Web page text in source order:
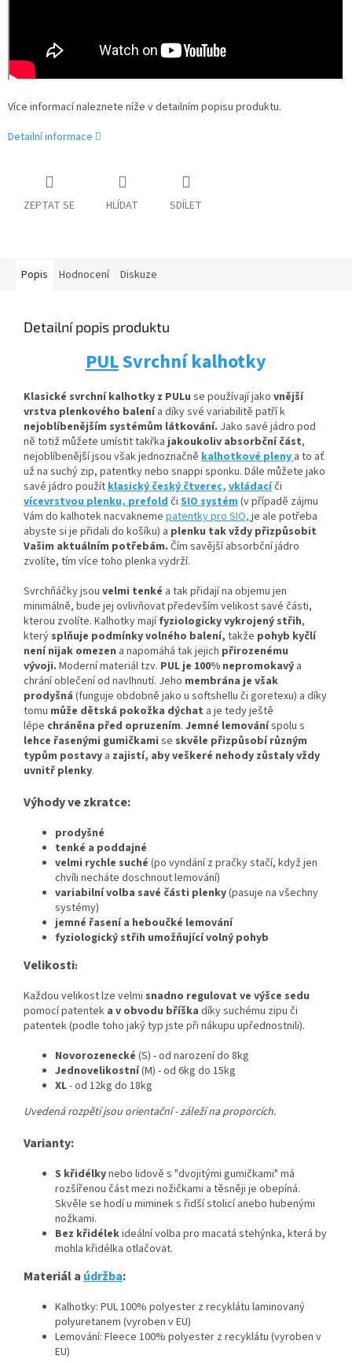
Více informací naleznete níže v detailním popisu produktu.
Detailní informace
ZEPTAT SE HLÍDAT SDÍLET
Popis Hodnocení Diskuze
Detailní popis produktu
PULSvrchní kalhotky
Klasické svrchní kalhotky z PULu se používají jako vnější
vrstva plenkového balenía díky své variabilitě patří k
nejoblíbenějším systémům látkování. Jako savé jádro pod
ně totiž můžete umístittakřkajakoukoliv absorbčníčást,
nejoblíbenější jsou však jednoznačně kalhotkové pleny a to ať
už na suchý zip, patentky nebo snappi sponku. Dále můžete jako
savé jádro použítklasický český čtverec, vkládacíči
vícevrstvou plenku,prefoldči SIO systém(v případě zájmu
Vám do kalhotek nacvakneme patentky pro SIO,je ale potřeba
abyste si je přidali do košíku) a plenku tak vždy přizpůsobit
Vašim aktuálním potřebám. Čím savější absorbční jádro
zvolíte, tím více toho plenka vydrží.
Svrchňáčky jsou velmi tenké a tak přidají na objemu jen
minimálně, bude jej ovlivňovat především velikost savé části,
kterou zvolíte. Kalhotky majífyziologicky vykrojený střih,
který splňuje podmínky volného balení, takže pohyb kyčlí
není nijak omezen a napomáhá tak jejich přirozenému
vývoji. Moderní materiál tzv. PUL je 100% nepromokavý a
chrání oblečení od navlhnutí. Jeho membrána je však
prodyšná (funguje obdobně jako u softshellu či goretexu) a díky
tomu může dětská pokožka dýchat a je tedy ještě
lépe chráněna před opruzením. Jemné lemováníspolu s
lehce řasenými gumičkami se skvěle přizpůsobí různým
typům postavy a zajistí, aby veškeré nehody zůstaly vždy
uvnitř plenky.
Výhody ve zkratce:
prodyšné
tenké a poddajné
velmi rychle suché (po vyndání z pračky stačí, když jen
chvíli necháte doschnout lemování)
variabilní volba savé části plenky(pasuje na všechny
systémy)
jemné řasení a heboučké lemování
fyziologický střih umožňující volný pohyb
Velikosti:
Každou velikost lze velmi snadno regulovat ve výšce sedu
pomocí patentek a v obvodu bříška díky suchému zipu či
patentek (podle toho jaký typ jste při nákupu upřednostnili).
Novorozenecké (S) - od narození do 8kg
Jednovelikostní(M) - od 6kg do 15kg
XL- od 12kg do 18kg
Uvedená rozpětí jsou orientační - záleží na proporcích.
Varianty:
S křidélkynebo lidově s "dvojitými gumičkami" má
rozšířenou část mezi nožičkami a těsněji je obepíná.
Skvěle se hodí u miminek s řidší stolicí anebo hubenými
nožkami.
Bez křidélekideální volba pro macatá stehýnka, která by
mohla křidélka otlačovat.
Materiál a údržba:
Kalhotky: PUL 100% polyester z recyklátu laminovaný
polyuretanem (vyroben v EU)
Lemování: Fleece 100% polyester z recyklátu (vyroben v
EU)